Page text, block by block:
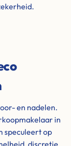
en nadelen.
in
speculeert op
discretie